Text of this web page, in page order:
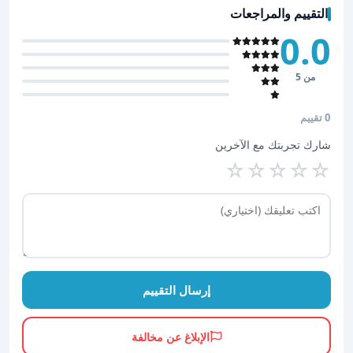
التقييم والمراجعات
0.0
من 5
0 تقييم
شارك تجربتك مع الآخرين
☆
☆
☆
☆
☆
إرسال التقييم
الإبلاغ عن مخالفة